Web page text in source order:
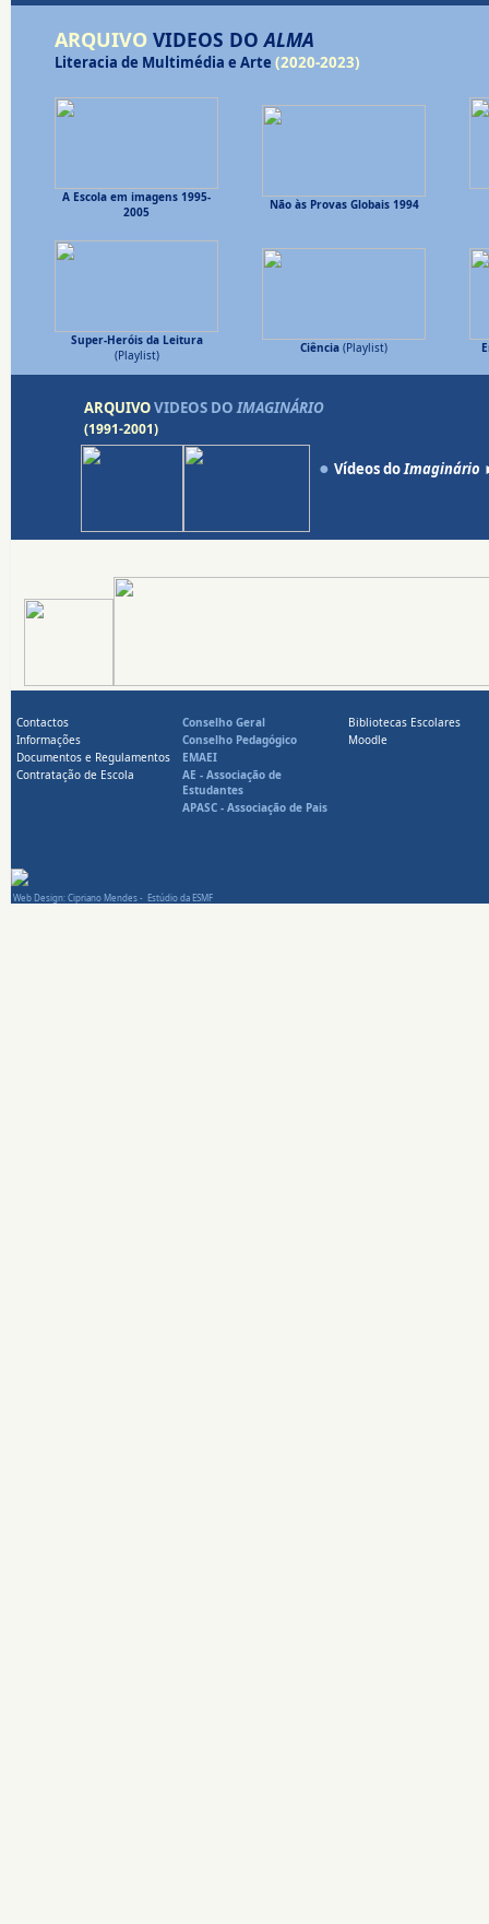
ARQUIVO VIDEOS DOALMA
Literacia de Multimédia e Arte (2020-2023)
A Escola em imagens 1995-
2005
Não às Provas Globais 1994
Super-Heróis da Leitura
(Playlist)
Ciência (Playlist)
ARQUIVOVIDEOS DOIMAGINÁRIO
(1991-2001)
● Vídeos doImaginário
Contactos
Informações
Documentos e Regulamentos
Contratação de Escola
Conselho Geral
Conselho Pedagógico
EMAEI
AE - Associação de
Estudantes
APASC - Associação de Pais
Bibliotecas Escolares
Moodle
Web Design: Cipriano Mendes - Estúdio da ESMF